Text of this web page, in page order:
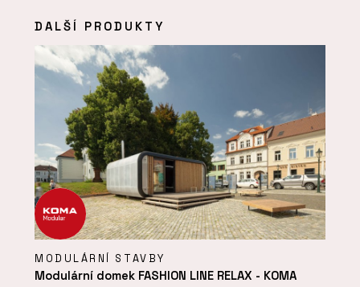
DALŠÍ PRODUKTY
MODULÁRNÍ STAVBY
Modulární domek FASHION LINE RELAX - KOMA